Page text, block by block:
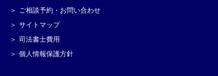
ご相談予約・お問い合わせ
サイトマップ
司法書士費用
個人情報保護方針